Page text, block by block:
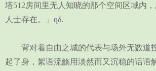
塔512房间里无人知晓的那个空间区域内
人士存在。」qδ.
背对着自由之城的代表与场外无数道
起了身，絮语流觞用淡然而又沉稳的话语